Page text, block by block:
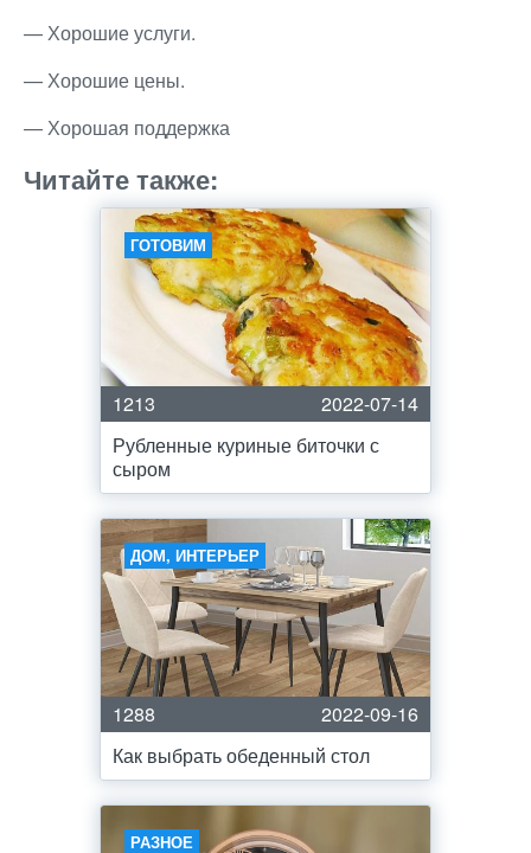
— Хорошие услуги.
— Хорошие цены.
— Хорошая поддержка
Читайте также:
ГОТОВИМ
1213
2022-07-14
Рубленные куриные биточки с
сыром
ДОМ, ИНТЕРЬЕР
1288
2022-09-16
Как выбрать обеденный стол
РАЗНОЕ